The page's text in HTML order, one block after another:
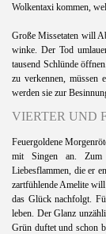
Wolkentaxi kommen,
Große Missetaten will
winke. Der Tod
tausend Schlünde
zu verkennen, müssen
werden sie zur
VIERTER UND
Feuergoldene
mit Singen an. Zum
Liebesflammen, die er
zartfühlende Amelite
das Glück nachfolgt.
leben. Der Glanz
Grün duftet und schon